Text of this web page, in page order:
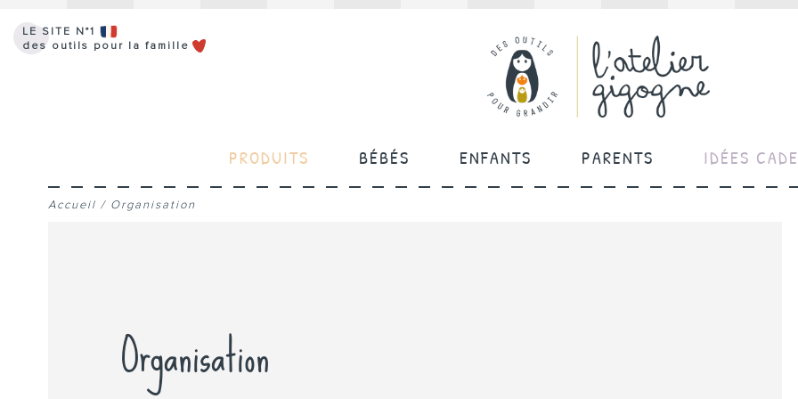
PRODUITS BÉBÉS ENFANTS PARENTS IDÉES
LE SITE N°1
des outils pour la famille
Accueil / Organisation
Organisation